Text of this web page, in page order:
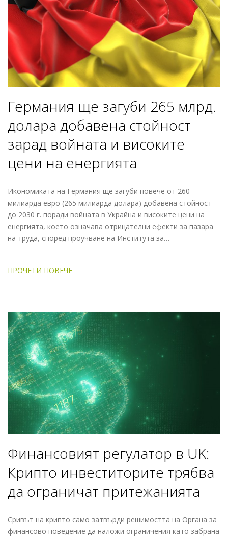
Германия ще загуби 265 млрд.
долара добавена стойност
зарад войната и високите
цени на енергията
Икономиката на Германия ще загуби повече от 260
милиарда евро (265 милиарда долара) добавена стойност
до 2030 г. поради войната в Украйна и високите цени на
енергията, което означава отрицателни ефекти за пазара
на труда, според проучване на Института за…
ПРОЧЕТИ ПОВЕЧЕ
Финансовият регулатор в UK:
Крипто инвеститорите трябва
да ограничат притежанията
Сривът на крипто само затвърди решимостта на Органа за
финансово поведение да наложи ограничения като забрана